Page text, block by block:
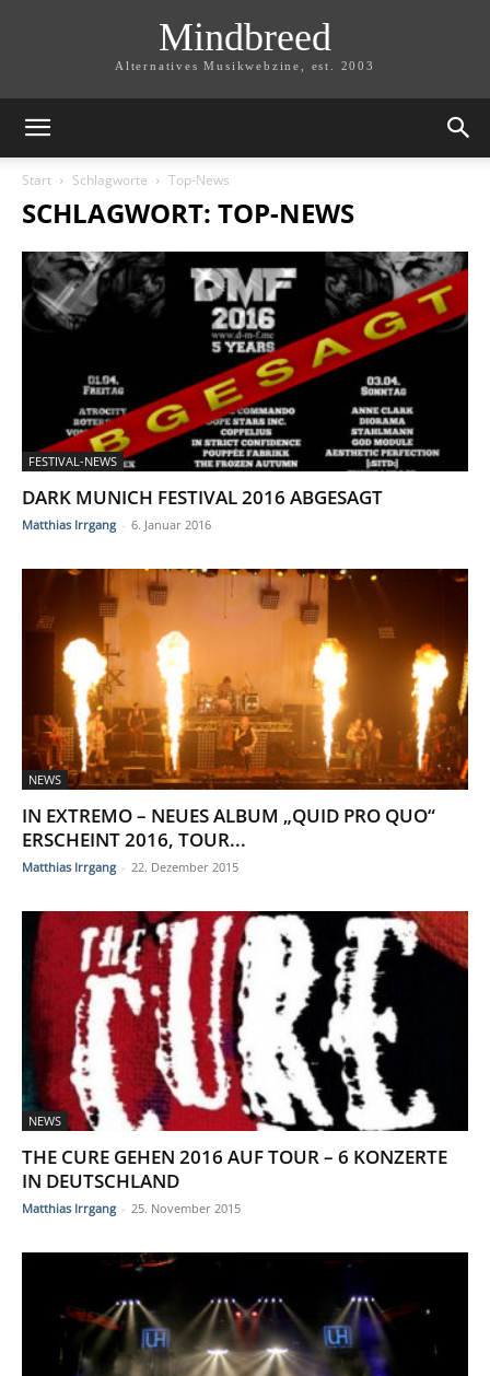
Mindbreed
Alternatives Musikwebzine, est. 2003
Start Schlagworte Top-News
SCHLAGWORT: TOP-NEWS
FESTIVAL-NEWS
DARK MUNICH FESTIVAL 2016 ABGESAGT
Matthias Irrgang - 6. Januar 2016
NEWS
IN EXTREMO – NEUES ALBUM „QUID PRO QUO“
ERSCHEINT 2016, TOUR...
Matthias Irrgang - 22. Dezember 2015
NEWS
THE CURE GEHEN 2016 AUF TOUR – 6 KONZERTE
IN DEUTSCHLAND
Matthias Irrgang - 25. November 2015